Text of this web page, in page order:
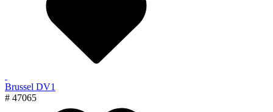
Brussel DV1
# 47065